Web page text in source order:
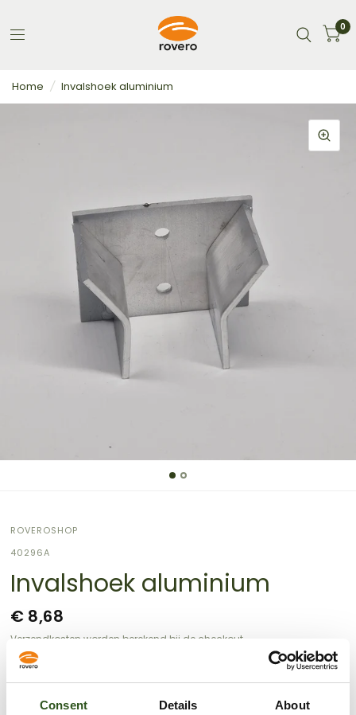
Consent Details About
0
Home / Invalshoek aluminium
ROVEROSHOP
40296A
Invalshoek aluminium
€ 8,68
Verzendkosten worden berekend bij de checkout.
Sizing guide